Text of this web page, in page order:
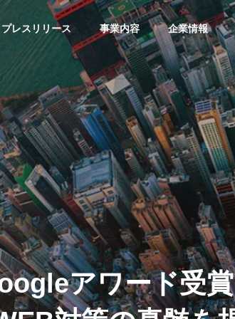
プレスリリース 事業内容 企業情報